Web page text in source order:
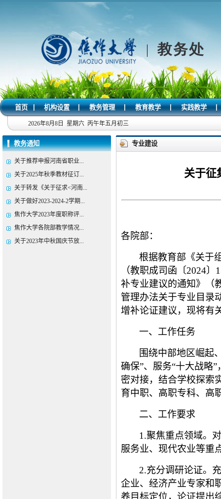
首页 | 机构设置 | 教务管理 | 教育教学 | 实践教学 |
2026年8月8日 星期六 丙午年五月初三
教务通知
关于推荐申报河南省职业...
关于2025年秋季教材征订...
关于转发《关于征求<河南...
关于做好2023-2024-2学期...
焦作大学2023年度职称评...
焦作大学各院部教学情况...
关于2023年中秋国庆节放...
专业建设
关于征
各院部：
根据教育部《关于
（教职成司函〔2024
补专业建议的通知》（
管理办法关于专业目录
增补论证建议，现将有
一、工作任务
围绕中部地区崛起
确保”、服务“十大战略
密对接，结合学校探索
育中职、高职专科、高
二、工作要求
1.聚焦重点领域。
服务业、现代农业等重
2.充分调研论证。
企业、经济产业专家和